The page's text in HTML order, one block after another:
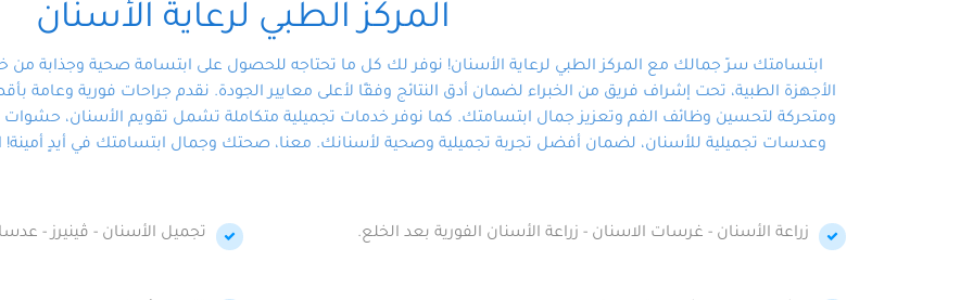
المركز الطبي لرعاية الأسنان
ابتسامتك سرّ جمالك مع المركز الطبي لرعاية الأسنان! نوفر لك كل ما تحتاجه للحصول على ابتسامة صحية وجذابة
الأجهزة الطبية، تحت إشراف فريق من الخبراء لضمان أدق النتائج وفقًا لأعلى معايير الجودة. نقدم جراحات فورية وعامة
ومتحركة لتحسين وظائف الفم وتعزيز جمال ابتسامتك. كما نوفر خدمات تجميلية متكاملة تشمل تقويم الأسنان، حشوات
وعدسات تجميلية للأسنان، لضمان أفضل تجربة تجميلية وصحية لأسنانك. معنا، صحتك وجمال ابتسامتك في أيدٍ أمينة!
زراعة الأسنان - غرسات الاسنان - زراعة الأسنان الفورية بعد الخلع. تجميل الأسنان - ڤينيرز -